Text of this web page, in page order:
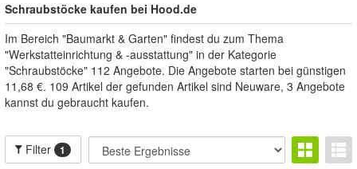
Schraubstöcke kaufen bei Hood.de
Im Bereich "Baumarkt & Garten" findest du zum Thema
"Werkstatteinrichtung & -ausstattung" in der Kategorie
"Schraubstöcke" 112 Angebote. Die Angebote starten bei günstigen
11,68 €. 109 Artikel der gefunden Artikel sind Neuware, 3 Angebote
kannst du gebraucht kaufen.
Filter 1